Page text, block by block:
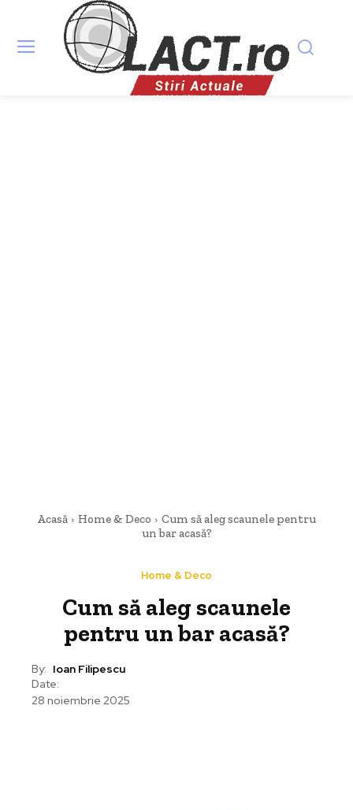
Acasă Home & Deco
Cum să aleg scaunele pentru
un bar acasă?
Home & Deco
Cum să aleg scaunele
pentru un bar acasă?
By: Ioan Filipescu
Date:
28 noiembrie 2025